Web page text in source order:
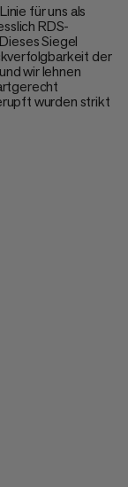
für uns als
RDS-
Siegel
der
wir lehnen
wurden strikt